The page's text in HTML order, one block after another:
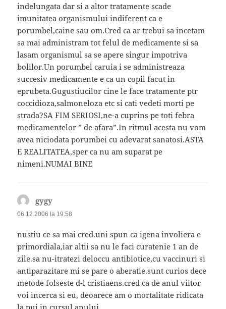
indelungata dar si a altor tratamente scade
imunitatea organismului indiferent ca e
porumbel,caine sau om.Cred ca ar trebui sa incetam
sa mai administram tot felul de medicamente si sa
lasam organismul sa se apere singur impotriva
bolilor.Un porumbel caruia i se administreaza
succesiv medicamente e ca un copil facut in
eprubeta.Gugustiucilor cine le face tratamente ptr
coccidioza,salmoneloza etc si cati vedeti morti pe
strada?SA FIM SERIOSI,ne-a cuprins pe toti febra
medicamentelor ” de afara”.In ritmul acesta nu vom
avea niciodata porumbei cu adevarat sanatosi.ASTA
E REALITATEA,sper ca nu am suparat pe
nimeni.NUMAI BINE
gygy
06.12.2006 la 19:58
nustiu ce sa mai cred.uni spun ca igena involiera e
primordiala,iar altii sa nu le faci curatenie 1 an de
zile.sa nu-itratezi deloccu antibiotice,cu vaccinuri si
antiparazitare mi se pare o aberatie.sunt curios dece
metode folseste d-l cristiaens.cred ca de anul viitor
voi incerca si eu, deoarece am o mortalitate ridicata